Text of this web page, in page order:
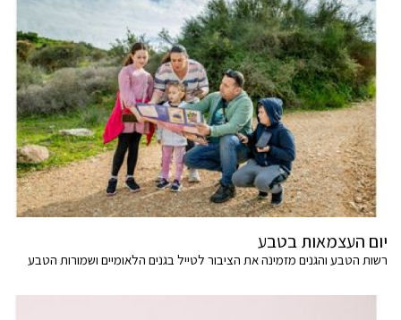
יום העצמאות בטבע
רשות הטבע והגנים מזמינה את הציבור לטייל בגנים הלאומיים ושמורות הטבע